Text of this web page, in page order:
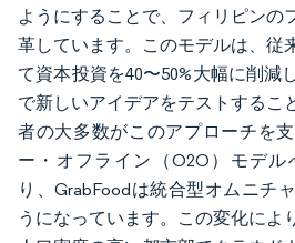
ようにすることで、フィリピンの
革しています。このモデルは、従
て資本投資を40〜50%大幅に削減
で新しいアイデアをテストするこ
者の大多数がこのアプローチを
ー・オフライン（O2O）モデル
り、GrabFoodは統合型オムニチ
うになっています。この変化によ